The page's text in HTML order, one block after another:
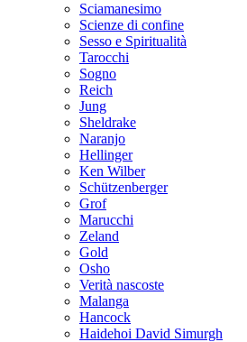
Sciamanesimo
Scienze di confine
Sesso e Spiritualità
Tarocchi
Sogno
Reich
Jung
Sheldrake
Naranjo
Hellinger
Ken Wilber
Schützenberger
Grof
Marucchi
Zeland
Gold
Osho
Verità nascoste
Malanga
Hancock
Haidehoi David Simurgh